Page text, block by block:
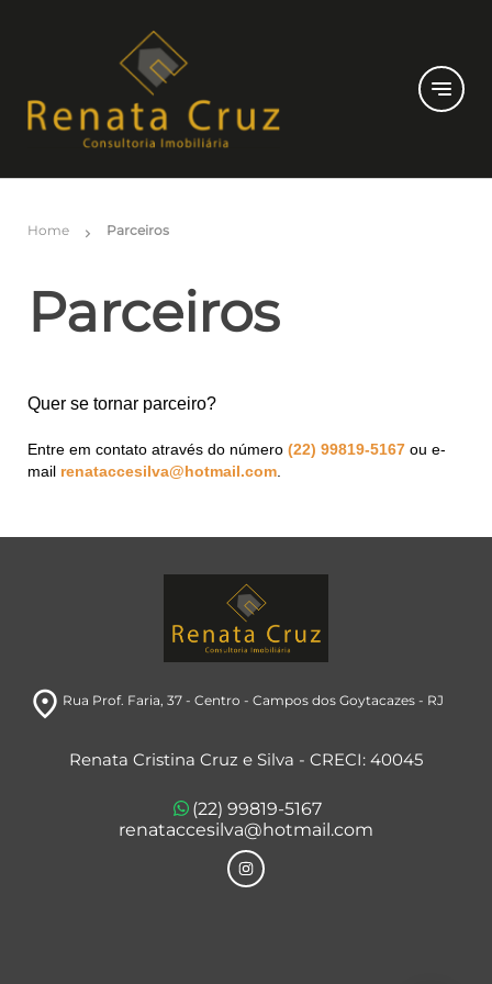
notes
Home chevron_right Parceiros
Parceiros
Quer se tornar parceiro?
Entre em contato através do número (22) 99819-5167ou e-
mail renataccesilva@hotmail.com.
room Rua Prof. Faria, 37- Centro - Campos dos Goytacazes- RJ
Renata Cristina Cruz e Silva - CRECI: 40045
(22) 99819-5167
renataccesilva@hotmail.com